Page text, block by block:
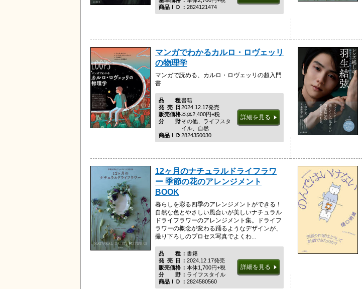
商品ＩＤ
2824121474
マンガでわかるカルロ・ロヴェッリ
の物理学
マンガで読める、カルロ・ロヴェッリの超入門
書
品種
書籍
発売日2024.12.17発売
販売価格本体2,400円+税
分野その他、ライフスタ
イル、自然
商品ＩＤ 2824350030
詳細を見る
12ヶ月のナチュラルドライフラワ
ー 季節の花のアレンジメント
BOOK
暮らしを彩る四季のアレンジメントができる！
自然な色とやさしい風合いが美しいナチュラル
ドライフラワーのアレンジメント集。ドライフ
ラワーの概念が変わる踊るようなデザインが、
撮り下ろしのプロセス写真でよくわ...
品種書籍
発売日 2024.12.17発売
販売価格
本体1,700円+税
分野ライフスタイル
商品ＩＤ
2824580560
詳細を見る